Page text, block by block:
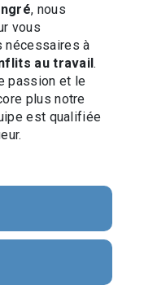
, nous
vous
nécessaires à
au travail.
passion et le
plus notre
est qualifiée